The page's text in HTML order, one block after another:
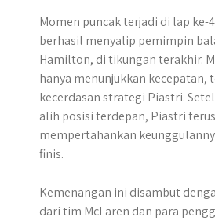
Momen puncak terjadi di lap ke-
berhasil menyalip pemimpin
Hamilton, di tikungan terakhir.
hanya menunjukkan kecepatan,
kecerdasan strategi Piastri.
alih posisi terdepan, Piastri terus
mempertahankan
finis.
Kemenangan ini disambut
dari tim McLaren dan para